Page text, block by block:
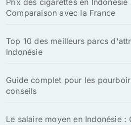
Prix des cigarettes en Indonésie
Comparaison avec la France
Top 10 des meilleurs parcs
Indonésie
Guide complet pour les
conseils
Le salaire moyen en Indonésie